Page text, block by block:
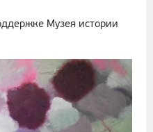
Музея истории